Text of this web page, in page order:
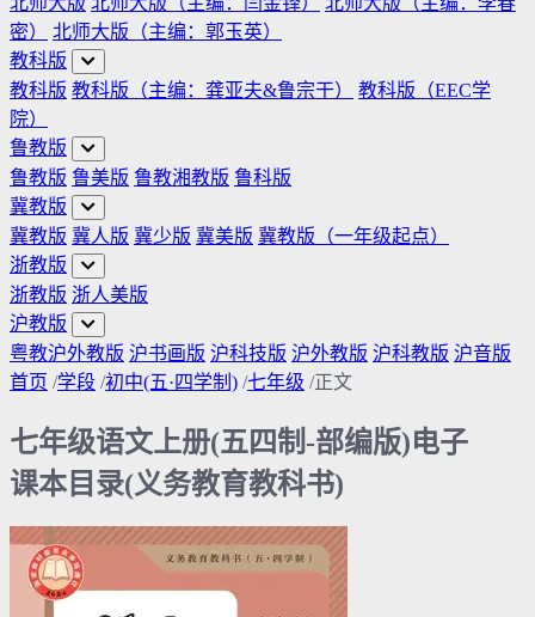
密）
北师大版（主编：郭玉英）
教科版
教科版 教科版（主编：龚亚夫&鲁宗干）
教科版（EEC学
院）
鲁教版
鲁教版 鲁美版 鲁教湘教版 鲁科版
冀教版
冀教版 冀人版 冀少版 冀美版 冀教版（一年级起点）
浙教版
浙教版 浙人美版
沪教版
粤教沪外教版 沪书画版 沪科技版 沪外教版 沪科教版 沪音版
首页 /学段 /初中(五·四学制) /七年级 /正文
七年级语文上册(五四制-部编版)电子
课本目录(义务教育教科书)